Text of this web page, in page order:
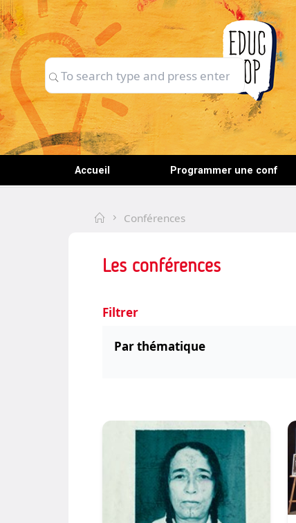
Skip
to
content
Search
for:
Search
Accueil Programmer une conf
HomeConférences
Les conférences
Filtrer
Par thématique